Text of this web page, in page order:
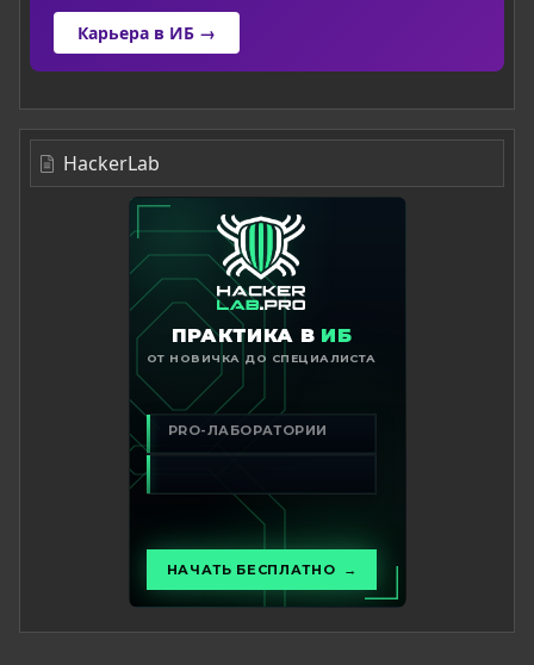
Карьера в ИБ →
HackerLab